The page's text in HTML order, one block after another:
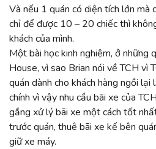
Và nếu 1 quán có diện tích lớn mà
chỉ để được 10 – 20 chiếc thì
khách của mình.
Một bài học kinh nghiệm, ở những
House, vì sao Brian nói về TCH vì
quán dành cho khách hàng ngồi
chính vì vậy nhu cầu bãi xe của
gắng xử lý bãi xe một cách tốt
trước quán, thuê bãi xe kế bên
giữ xe máy.